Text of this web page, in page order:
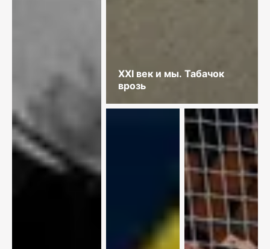
XXI век и мы. Табачок
врозь